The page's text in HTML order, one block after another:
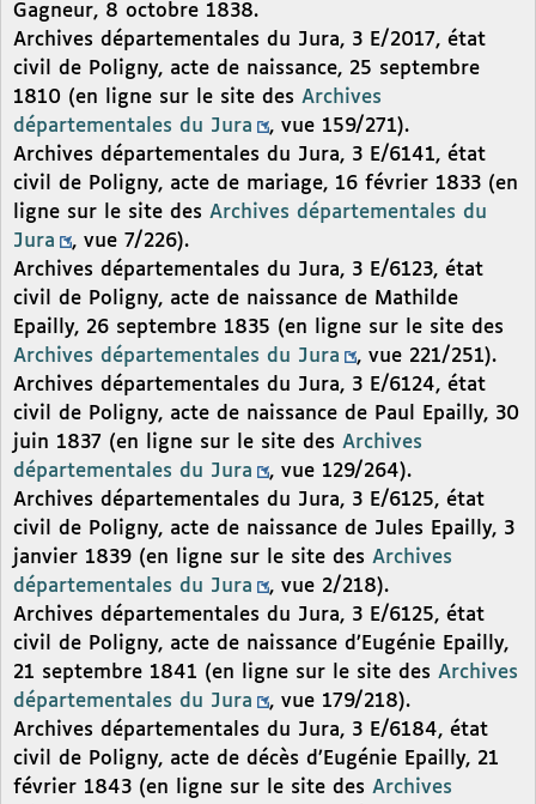
Gagneur, 8 octobre 1838.
Archives départementales du Jura, 3 E/2017, état
civil de Poligny, acte de naissance, 25 septembre
1810 (en ligne sur le site des Archives
départementales du Jura
, vue 159/271).
Archives départementales du Jura, 3 E/6141, état
civil de Poligny, acte de mariage, 16 février 1833 (en
ligne sur le site des Archives départementales du
Jura
, vue 7/226).
Archives départementales du Jura, 3 E/6123, état
civil de Poligny, acte de naissance de Mathilde
Epailly, 26 septembre 1835 (en ligne sur le site des
Archives départementales du Jura
, vue 221/251).
Archives départementales du Jura, 3 E/6124, état
civil de Poligny, acte de naissance de Paul Epailly, 30
juin 1837 (en ligne sur le site des Archives
départementales du Jura
, vue 129/264).
Archives départementales du Jura, 3 E/6125, état
civil de Poligny, acte de naissance de Jules Epailly, 3
janvier 1839 (en ligne sur le site des Archives
départementales du Jura
, vue 2/218).
Archives départementales du Jura, 3 E/6125, état
civil de Poligny, acte de naissance d’Eugénie Epailly,
21 septembre 1841 (en ligne sur le site des Archives
départementales du Jura
, vue 179/218).
Archives départementales du Jura, 3 E/6184, état
civil de Poligny, acte de décès d’Eugénie Epailly, 21
février 1843 (en ligne sur le site des Archives